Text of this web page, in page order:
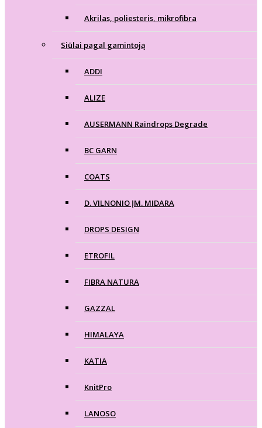
Akrilas, poliesteris, mikrofibra
Siūlai pagal gamintoją
ADDI
ALIZE
AUSERMANN Raindrops Degrade
BC GARN
COATS
D. VILNONIO ĮM. MIDARA
DROPS DESIGN
ETROFIL
FIBRA NATURA
GAZZAL
HIMALAYA
KATIA
KnitPro
LANOSO